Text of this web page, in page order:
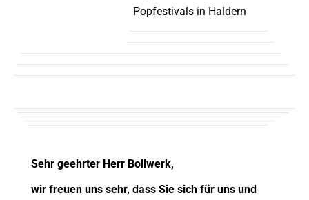
Popfestivals in Haldern
Sehr geehrter Herr Bollwerk,
wir freuen uns sehr, dass Sie sich für uns und